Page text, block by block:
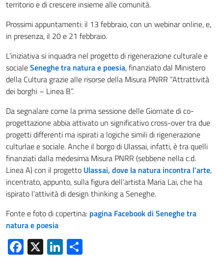
territorio e di crescere insieme alle comunità.
Prossimi appuntamenti: il 13 febbraio, con un webinar online, e,
in presenza, il 20 e 21 febbraio.
L’iniziativa si inquadra nel progetto di rigenerazione culturale e
socialeSeneghe tra natura e poesia, finanziato dal Ministero
della Cultura grazie alle risorse della Misura PNRR “Attrattività
dei borghi – Linea B”.
Da segnalare come la prima sessione delle Giornate di co-
progettazione abbia attivato un significativo cross-over tra due
progetti differenti ma ispirati a logiche simili di rigenerazione
culturlae e sociale. Anche il borgo di Ulassai, infatti, è tra quelli
finanziati dalla medesima Misura PNRR (sebbene nella c.d.
Linea A) con il progetto Ulassai, dove la natura incontra l’arte,
incentrato, appunto, sulla figura dell’artista Maria Lai, che ha
ispirato l’attività di design thinking a Seneghe.
Fonte e foto di copertina: pagina Facebook di Seneghe tra
natura e poesia
Facebook
X LinkedIn